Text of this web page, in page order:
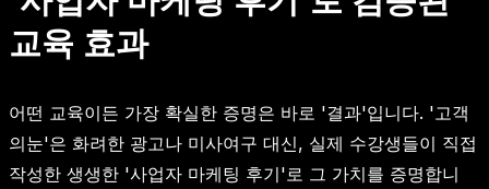
교육 효과
어떤 교육이든 가장 확실한 증명은 바로 '결과'입니다. '고객
의눈'은 화려한 광고나 미사여구 대신, 실제 수강생들이 직접
작성한 생생한 '사업자 마케팅 후기'로 그 가치를 증명합니